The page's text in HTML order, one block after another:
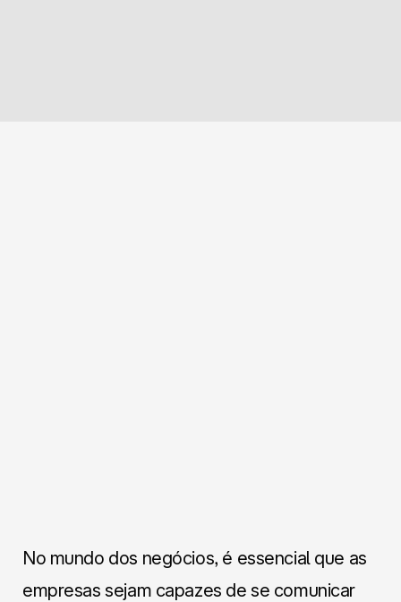
No mundo dos negócios, é essencial que as
empresas sejam capazes de se comunicar